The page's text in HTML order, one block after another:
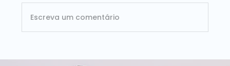
ISG Provider Lens Databricks Brasil 2026:
Escreva um comentário